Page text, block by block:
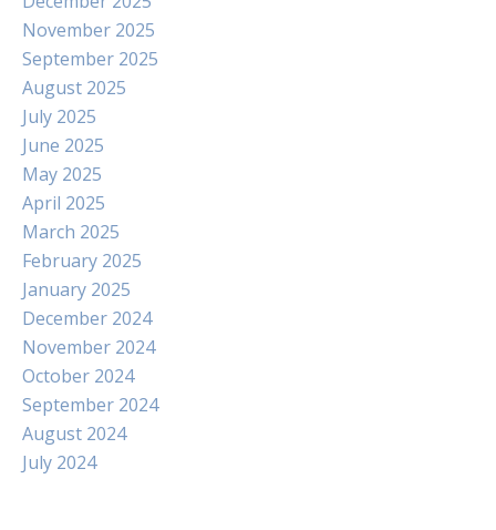
November 2025
September 2025
August 2025
July 2025
June 2025
May 2025
April 2025
March 2025
February 2025
January 2025
December 2024
November 2024
October 2024
September 2024
August 2024
July 2024